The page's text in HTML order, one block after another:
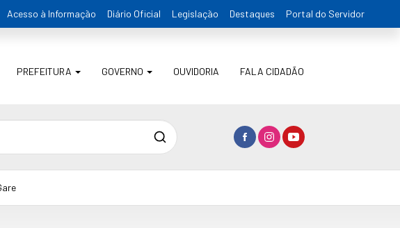
Acesso à Informação Diário Oficial Legislação Destaques Portal do Servidor
PREFEITURA GOVERNO OUVIDORIA FALA CIDADÃO
Pesquisa